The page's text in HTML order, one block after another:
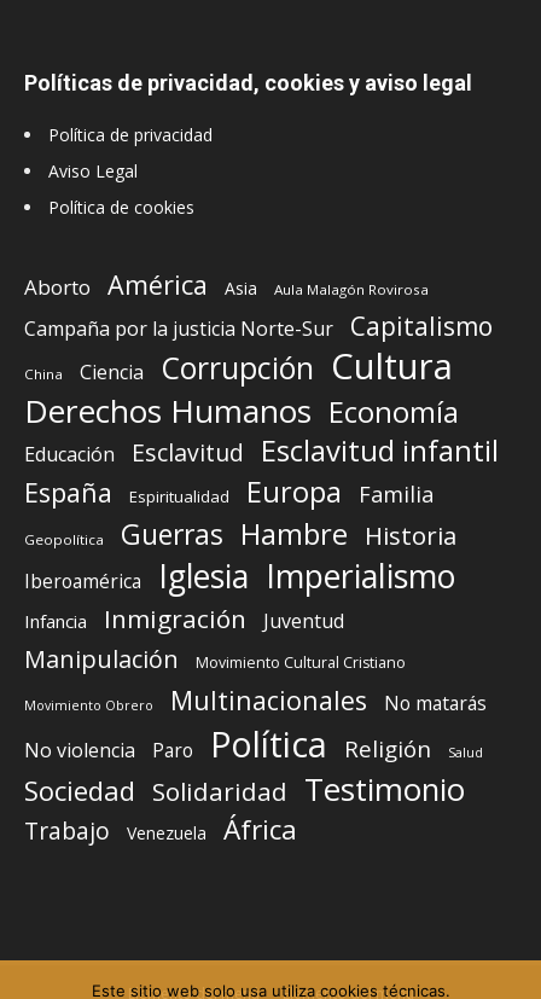
Políticas de privacidad, cookies y aviso legal
Política de privacidad
Aviso Legal
Política de cookies
Aborto América Asia Aula Malagón Rovirosa
Campaña por la justicia Norte-Sur Capitalismo
China Ciencia Corrupción Cultura
Derechos Humanos Economía
Educación Esclavitud Esclavitud infantil
España Espiritualidad Europa Familia
Geopolítica Guerras Hambre Historia
Iberoamérica Iglesia Imperialismo
Infancia Inmigración Juventud
Manipulación Movimiento Cultural Cristiano
Movimiento Obrero Multinacionales
No matarás
No violencia
Paro Política Religión Salud
Sociedad Solidaridad Testimonio
Trabajo Venezuela África
Elemento del menú Elemento del menú
Este sitio web solo usa utiliza cookies técnicas.